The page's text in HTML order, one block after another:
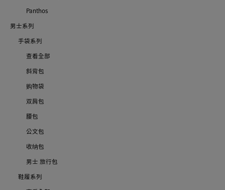
Panthos
男士系列
手袋系列
查看全部
斜背包
购物袋
双肩包
腰包
公文包
收纳包
男士 旅行包
鞋履系列